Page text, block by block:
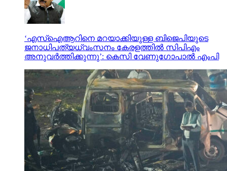
‘എസ്‌ഐആറിനെ മറയാക്കിയുള്ള ബിജെപിയുടെ
ജനാധിപത്യധ്വംസനം കേരളത്തില്‍ സിപിഎം
അനുവര്‍ത്തിക്കുന്നു’: കെസി വേണുഗോപാല്‍ എംപി